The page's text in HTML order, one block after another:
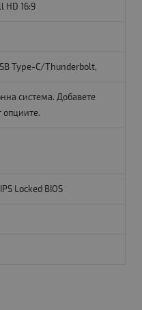
HD 16:9
Type-C/Thunderbolt,
система. Добавете
опциите.
Locked BIOS